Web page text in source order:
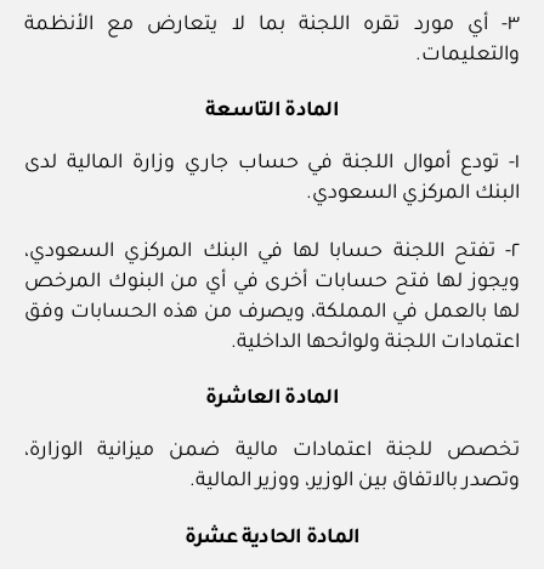
٣- أي مورد تقره اللجنة بما لا يتعارض مع الأنظمة
والتعليمات.
المادة التاسعة
١- تودع أموال اللجنة في حساب جاري وزارة المالية لدى
البنك المركزي السعودي.
٢- تفتح اللجنة حسابا لها في البنك المركزي السعودي،
ويجوز لها فتح حسابات أخرى في أي من البنوك المرخص
لها بالعمل في المملكة، ويصرف من هذه الحسابات وفق
اعتمادات اللجنة ولوائحها الداخلية.
المادة العاشرة
تخصص للجنة اعتمادات مالية ضمن ميزانية الوزارة،
وتصدر بالاتفاق بين الوزير، ووزير المالية.
المادة الحادية عشرة